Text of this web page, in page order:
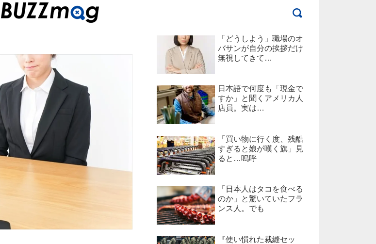
「どうしよう」職場のオ
バサンが自分の挨拶だけ
無視してきて…
日本語で何度も「現金で
すか」と聞くアメリカ人
店員。実は…
「買い物に行く度、残酷
すぎると娘が嘆く旗」見
ると…嗚呼
「日本人はタコを食べる
のか」と驚いていたフラ
ンス人。でも
『使い慣れた裁縫セッ